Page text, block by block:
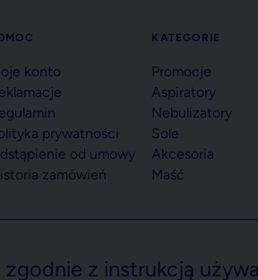
konto
prywatności
od umowy
zamówień
KATEGORIE
Promocje
Aspiratory
Nebulizatory
Sole
Akcesoria
Maść
z instrukcją